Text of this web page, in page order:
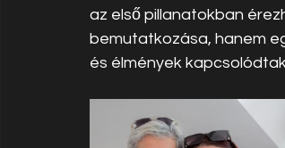
az első pillanatokban
bemutatkozása, hanem
és élmények